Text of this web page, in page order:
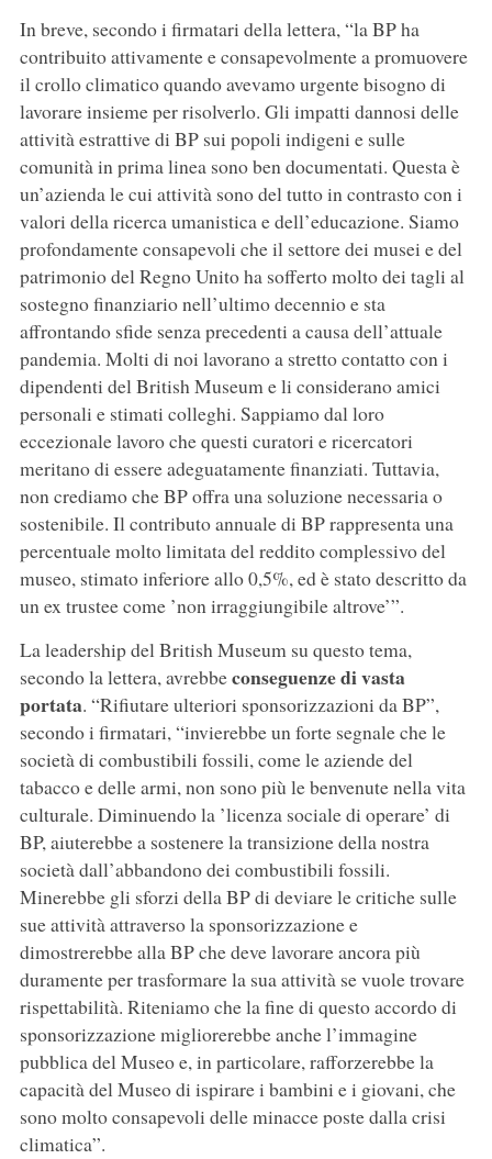
In breve, secondo i firmatari della lettera, “la BP ha
contribuito attivamente e consapevolmente a promuovere
il crollo climatico quando avevamo urgente bisogno di
lavorare insieme per risolverlo. Gli impatti dannosi delle
attività estrattive di BP sui popoli indigeni e sulle
comunità in prima linea sono ben documentati. Questa è
un’azienda le cui attività sono del tutto in contrasto con i
valori della ricerca umanistica e dell’educazione. Siamo
profondamente consapevoli che il settore dei musei e del
patrimonio del Regno Unito ha sofferto molto dei tagli al
sostegno finanziario nell’ultimo decennio e sta
affrontando sfide senza precedenti a causa dell’attuale
pandemia. Molti di noi lavorano a stretto contatto con i
dipendenti del British Museum e li considerano amici
personali e stimati colleghi. Sappiamo dal loro
eccezionale lavoro che questi curatori e ricercatori
meritano di essere adeguatamente finanziati. Tuttavia,
non crediamo che BP offra una soluzione necessaria o
sostenibile. Il contributo annuale di BP rappresenta una
percentuale molto limitata del reddito complessivo del
museo, stimato inferiore allo 0,5%, ed è stato descritto da
un ex trustee come ’non irraggiungibile altrove’”.
La leadership del British Museum su questo tema,
secondo la lettera, avrebbeconseguenze di vasta
portata. “Rifiutare ulteriori sponsorizzazioni da BP”,
secondo i firmatari, “invierebbe un forte segnale che le
società di combustibili fossili, come le aziende del
tabacco e delle armi, non sono più le benvenute nella vita
culturale. Diminuendo la ’licenza sociale di operare’ di
BP, aiuterebbe a sostenere la transizione della nostra
società dall’abbandono dei combustibili fossili.
Minerebbe gli sforzi della BP di deviare le critiche sulle
sue attività attraverso la sponsorizzazione e
dimostrerebbe alla BP che deve lavorare ancora più
duramente per trasformare la sua attività se vuole trovare
rispettabilità. Riteniamo che la fine di questo accordo di
sponsorizzazione migliorerebbe anche l’immagine
pubblica del Museo e, in particolare, rafforzerebbe la
capacità del Museo di ispirare i bambini e i giovani, che
sono molto consapevoli delle minacce poste dalla crisi
climatica”.